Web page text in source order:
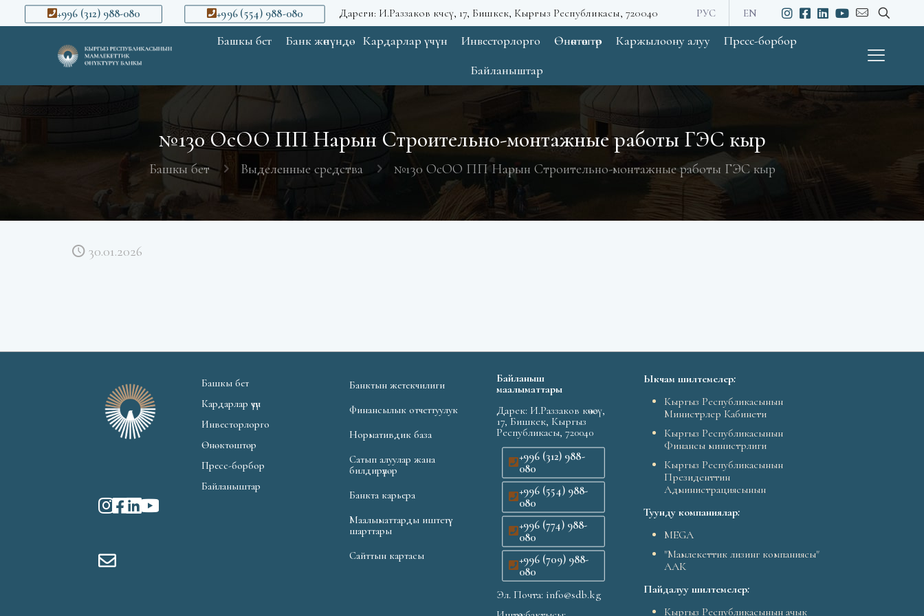
+996 (312) 988-080 +996 (554) 988-080 Дареги: И.Раззаков көчөсү, 17, Бишкек, Кыргыз Республикасы, 720040 РУС EN
Башкы бет Банк жөнүндө Кардарлар үчүн Инвесторлорго Өнөктөштөр Каржылоону алуу
Пресс-борбор
Байланыштар
№130 ОсОО ПП Нарын Строительно-монтажные работы ГЭС кыр
Башкы бет Выделенные средства №130 ОсОО ПП Нарын Строительно-монтажные работы ГЭС кыр
30.01.2026
Башкы бет
Кардарлар үчүн
Инвесторлорго
Өнөктөштөр
Пресс-борбор
Байланыштар
Банктын жетекчилиги
Финансылык отчеттуулук
Нормативдик база
Сатып алуулар жана
билдирүүлөр
Банкта карьера
Маалыматтарды иштетүү
шарттары
Сайттын картасы
Байланыш
маалыматтары
Дарек: И.Раззаков көчөсү,
17, Бишкек, Кыргыз
Республикасы, 720040
+996 (312) 988-
080
+996 (554) 988-
080
+996 (774) 988-
080
+996 (709) 988-
080
Эл. Почта: info@sdb.kg
Ыкчам шилтемелер:
Кыргыз Республикасынын
Министрлер Кабинети
Кыргыз Республикасынын
Финансы министрлиги
Кыргыз Республикасынын
Президенттин
Администрациясынын
Туунду компаниялар:
MEGA
"Мамлекеттик лизинг компаниясы"
ААК
Пайдалуу шилтемелер:
Кыргыз Республикасынын ачык